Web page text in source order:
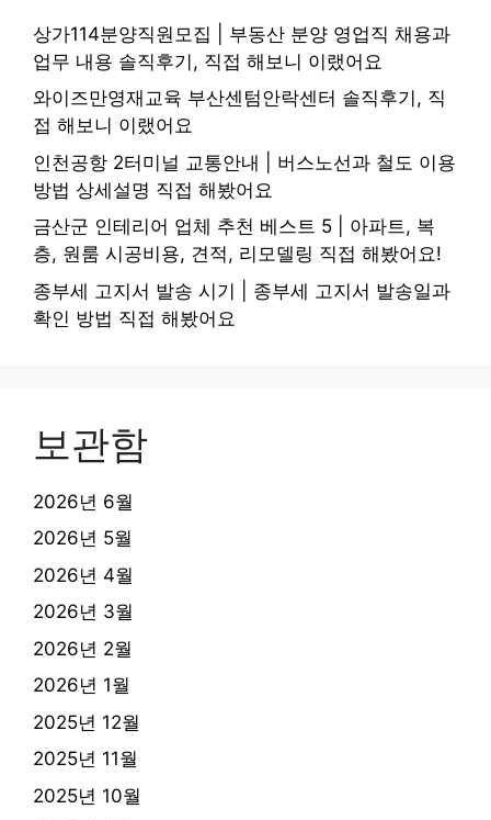
상가114분양직원모집 | 부동산 분양 영업직 채용과
업무 내용 솔직후기, 직접 해보니 이랬어요
와이즈만영재교육 부산센텀안락센터 솔직후기, 직
접 해보니 이랬어요
인천공항 2터미널 교통안내 | 버스노선과 철도 이용
방법 상세설명 직접 해봤어요
금산군 인테리어 업체 추천 베스트 5 | 아파트, 복
층, 원룸 시공비용, 견적, 리모델링 직접 해봤어요!
종부세 고지서 발송 시기 | 종부세 고지서 발송일과
확인 방법 직접 해봤어요
보관함
2026년 6월
2026년 5월
2026년 4월
2026년 3월
2026년 2월
2026년 1월
2025년 12월
2025년 11월
2025년 10월